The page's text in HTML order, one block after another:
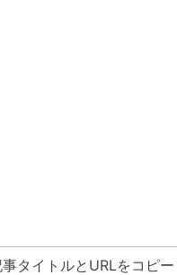
タイトルとURLをコピー